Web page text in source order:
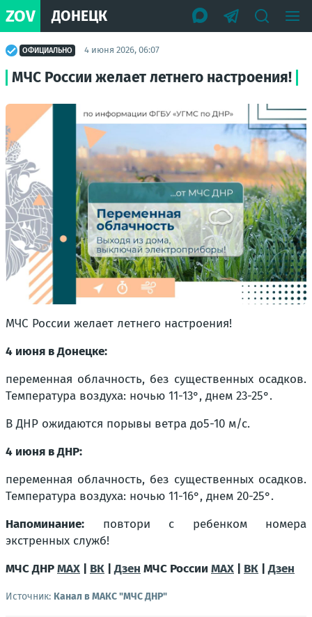
ZOV ДОНЕЦК
ОФИЦИАЛЬНО 4 июня 2026, 06:07
МЧС России желает летнего настроения!
МЧС России желает летнего настроения!
4 июня в Донецке:
переменная облачность, без существенных осадков.
Температура воздуха: ночью 11-13°, днем 23-25°.
В ДНР ожидаются порывы ветра до5-10 м/с.
4 июня в ДНР:
переменная облачность, без существенных осадков.
Температура воздуха: ночью 11-16°, днем 20-25°.
Напоминание: повтори с ребенком номера
экстренных служб!
МЧС ДНРMAX ВК |Дзен МЧС России MAX ВК |Дзен
Источник: Канал в МАКС "МЧС ДНР"